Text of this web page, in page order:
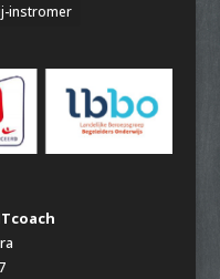
instromer